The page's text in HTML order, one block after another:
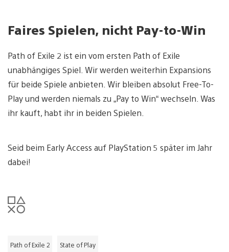
Faires Spielen, nicht Pay-to-Win
Path of Exile 2 ist ein vom ersten Path of Exile
unabhängiges Spiel. Wir werden weiterhin Expansions
für beide Spiele anbieten. Wir bleiben absolut Free-To-
Play und werden niemals zu „Pay to Win“ wechseln. Was
ihr kauft, habt ihr in beiden Spielen.
Seid beim Early Access auf PlayStation 5 später im Jahr
dabei!
Path of Exile 2 State of Play